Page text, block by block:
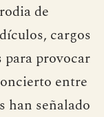
de
cargos
para provocar
entre
han señalado